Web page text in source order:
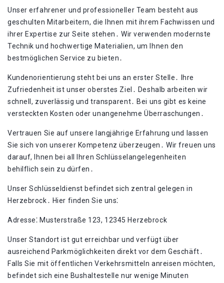
Unser erfahrener und professioneller Team besteht aus
geschulten Mitarbeitern, die Ihnen mit ihrem Fachwissen und
ihrer Expertise zur Seite stehen․ Wir verwenden modernste
Technik und hochwertige Materialien, um Ihnen den
bestmöglichen Service zu bieten․
Kundenorientierung steht bei uns an erster Stelle․ Ihre
Zufriedenheit ist unser oberstes Ziel․ Deshalb arbeiten wir
schnell, zuverlässig und transparent․ Bei uns gibt es keine
versteckten Kosten oder unangenehme Überraschungen․
Vertrauen Sie auf unsere langjährige Erfahrung und lassen
Sie sich von unserer Kompetenz überzeugen․ Wir freuen uns
darauf, Ihnen bei all Ihren Schlüsselangelegenheiten
behilflich sein zu dürfen․
Unser Schlüsseldienst befindet sich zentral gelegen in
Herzebrock․ Hier finden Sie uns⁚
Adresse⁚ Musterstraße 123, 12345 Herzebrock
Unser Standort ist gut erreichbar und verfügt über
ausreichend Parkmöglichkeiten direkt vor dem Geschäft․
Falls Sie mit öffentlichen Verkehrsmitteln anreisen möchten,
befindet sich eine Bushaltestelle nur wenige Minuten